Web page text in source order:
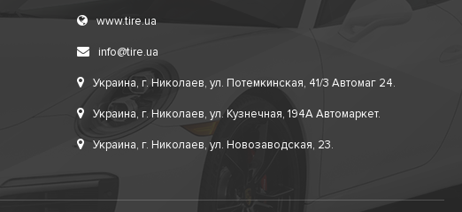
www.tire.ua
info@tire.ua
Украина, г. Николаев, ул. Потемкинская, 41/3 Автомаг 24.
Украина, г. Николаев, ул. Кузнечная, 194А Автомаркет.
Украина, г. Николаев, ул. Новозаводская, 23.